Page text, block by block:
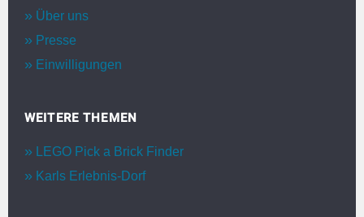
Über uns
Presse
Einwilligungen
WEITERE THEMEN
LEGO Pick a Brick Finder
Karls Erlebnis-Dorf